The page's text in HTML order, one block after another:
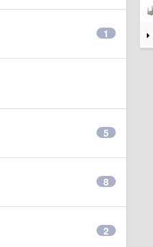
1
5
8
2